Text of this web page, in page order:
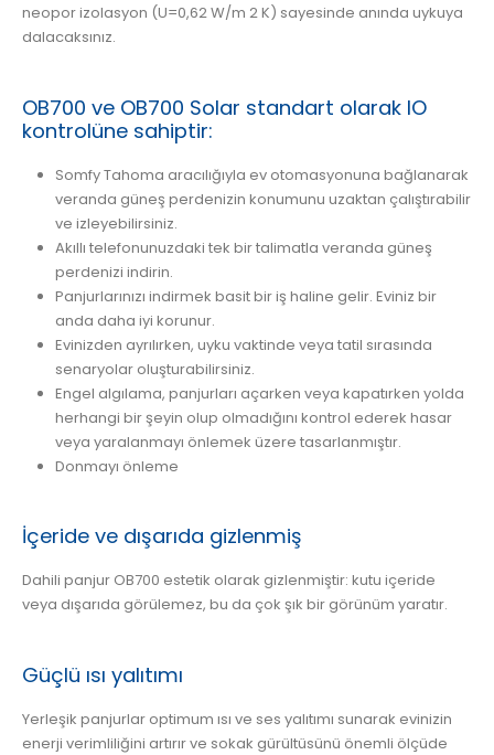
neopor izolasyon (U=0,62 W/m 2 K) sayesinde anında uykuya
dalacaksınız.
OB700 ve OB700 Solar standart olarak IO
kontrolüne sahiptir:
Somfy Tahoma aracılığıyla ev otomasyonuna bağlanarak
veranda güneş perdenizin konumunu uzaktan çalıştırabilir
ve izleyebilirsiniz.
Akıllı telefonunuzdaki tek bir talimatla veranda güneş
perdenizi indirin.
Panjurlarınızı indirmek basit bir iş haline gelir. Eviniz bir
anda daha iyi korunur.
Evinizden ayrılırken, uyku vaktinde veya tatil sırasında
senaryolar oluşturabilirsiniz.
Engel algılama, panjurları açarken veya kapatırken yolda
herhangi bir şeyin olup olmadığını kontrol ederek hasar
veya yaralanmayı önlemek üzere tasarlanmıştır.
Donmayı önleme
İçeride ve dışarıda gizlenmiş
Dahili panjur OB700 estetik olarak gizlenmiştir: kutu içeride
veya dışarıda görülemez, bu da çok şık bir görünüm yaratır.
Güçlü ısı yalıtımı
Yerleşik panjurlar optimum ısı ve ses yalıtımı sunarak evinizin
enerji verimliliğini artırır ve sokak gürültüsünü önemli ölçüde